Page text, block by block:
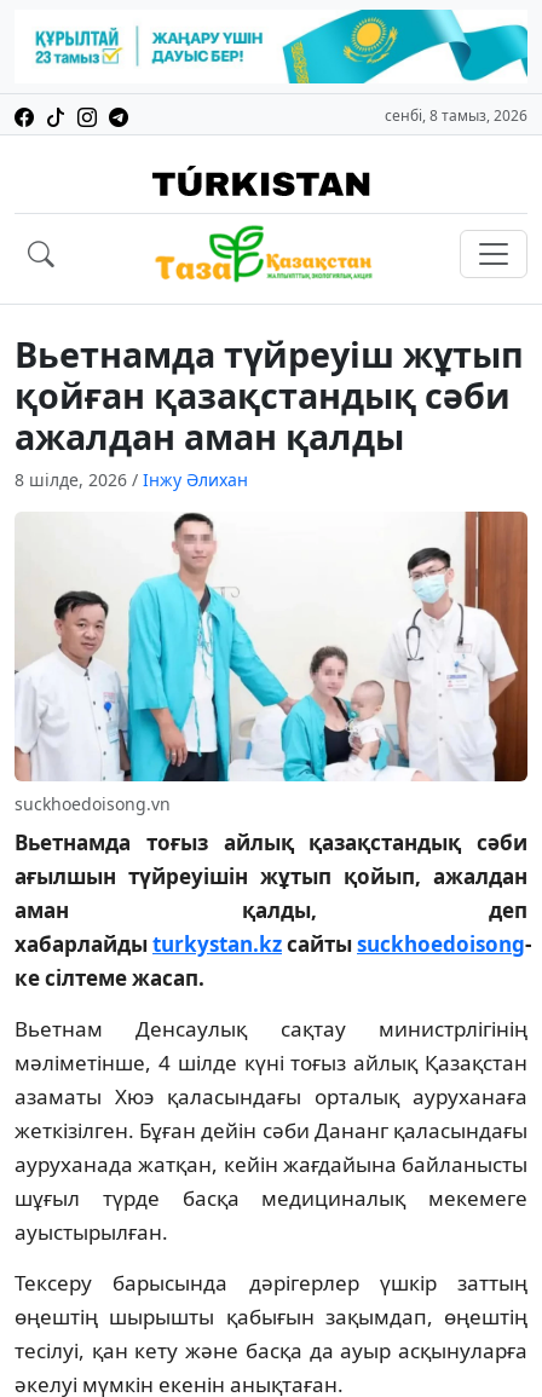
сенбі, 8 тамыз, 2026
Вьетнамда түйреуіш жұтып
қойған қазақстандық сәби
ажалдан аман қалды
8 шілде, 2026 / Інжу Әлихан
suckhoedoisong.vn
Вьетнамда тоғыз айлық қазақстандық сәби
ағылшын түйреуішін жұтып қойып, ажалдан
аман қалды, деп
хабарлайдыturkystan.kzсайтыsuckhoedoisong-
ке сілтеме жасап.
Вьетнам Денсаулық сақтау министрлігінің
мәліметінше, 4 шілде күні тоғыз айлық Қазақстан
азаматы Хюэ қаласындағы орталық ауруханаға
жеткізілген. Бұған дейін сәби Дананг қаласындағы
ауруханада жатқан, кейін жағдайына байланысты
шұғыл түрде басқа медициналық мекемеге
ауыстырылған.
Тексеру барысында дәрігерлер үшкір заттың
өңештің шырышты қабығын зақымдап, өңештің
тесілуі, қан кету және басқа да ауыр асқынуларға
әкелуі мүмкін екенін анықтаған.